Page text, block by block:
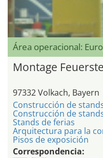
Área operacional:
Montage
97332 Volkach, Bayern
Construcción de
Construcción de
Stands de ferias
Arquitectura para la
Pisos de exposición
Correspondencia: